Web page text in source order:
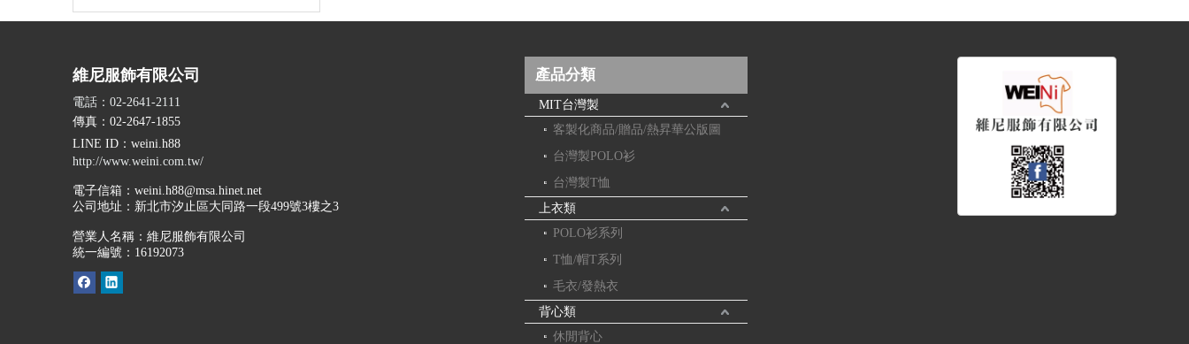
維尼服飾有限公司
電話：02-2641-2111
傳真：02-2647-1855
LINE ID ：weini.h88
http://www.weini.com.tw/
電子信箱： weini.h88@msa.hinet.net
公司地址： 新北市汐止區大同路一段499號3樓之3
營業人名稱：維尼服飾有限公司
統一編號：16192073
產品分類
MIT台灣製
客製化商品/贈品/熱昇華公版圖
台灣製POLO衫
台灣製T恤
上衣類
POLO衫系列
T恤/帽T系列
毛衣/發熱衣
背心類
休閒背心